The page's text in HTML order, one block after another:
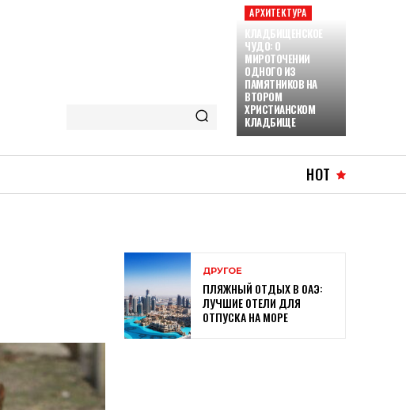
АРХИТЕКТУРА
КЛАДБИЩЕНСКОЕ
ЧУДО: О
МИРОТОЧЕНИИ
ОДНОГО ИЗ
ПАМЯТНИКОВ НА
ВТОРОМ
ХРИСТИАНСКОМ
КЛАДБИЩЕ
HOT
ДРУГОЕ
ПЛЯЖНЫЙ ОТДЫХ В ОАЭ:
ЛУЧШИЕ ОТЕЛИ ДЛЯ
ОТПУСКА НА МОРЕ